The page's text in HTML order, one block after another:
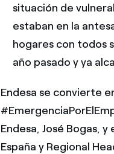
situación de
estaban en la
hogares con todos
año pasado y ya
Endesa se convierte
Endesa, José Bogas,
España y Regional